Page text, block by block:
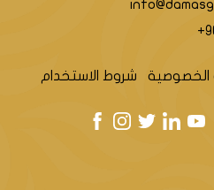
الخصوصية شروط الاستخدام